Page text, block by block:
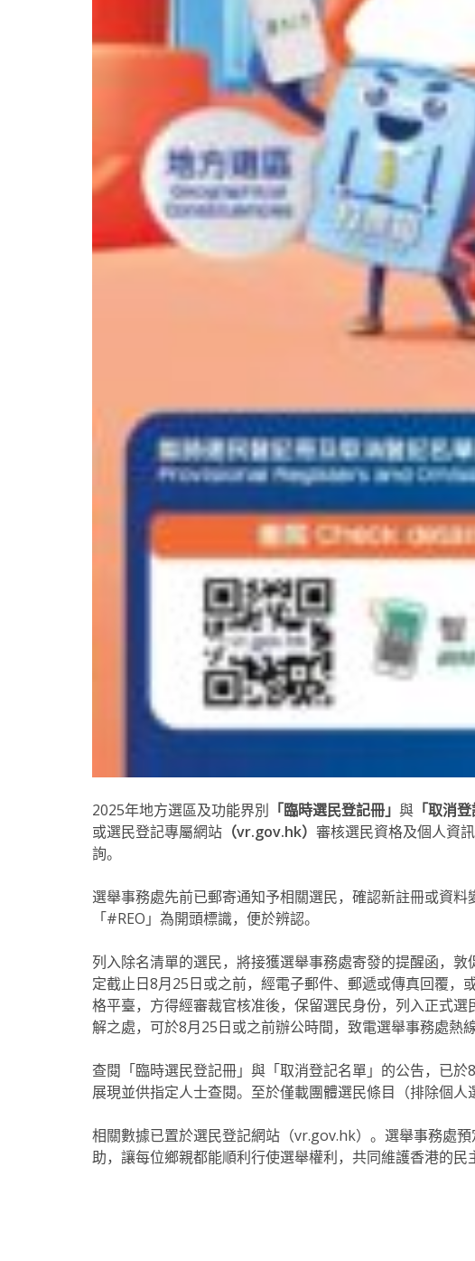
2025年地方選區及功能界別 「臨時選民登記冊」 與 「取消
或選民登記專屬網站 （vr.gov.hk） 審核選民資格及個人資
詢。
選舉事務處先前已郵寄通知予相關選民，確認新註冊或資
「#REO」為開頭標識，便於辨認。
列入除名清單的選民，將接獲選舉事務處寄發的提醒函，
定截止日8月25日或之前，經電子郵件、郵遞或傳真回覆，
格平臺，方得經審裁官核准後，保留選民身份，列入正式
解之處，可於8月25日或之前辦公時間，致電選舉事務處熱
查閱 「臨時選民登記冊」與「取消登記名單」 的公告，已於
展現並供指定人士查閱。至於僅載團體選民條目（排除個
相關數據已置於選民登記網站（vr.gov.hk）。選舉事務處
助，讓每位鄉親都能順利行使選舉權利，共同維護香港的民